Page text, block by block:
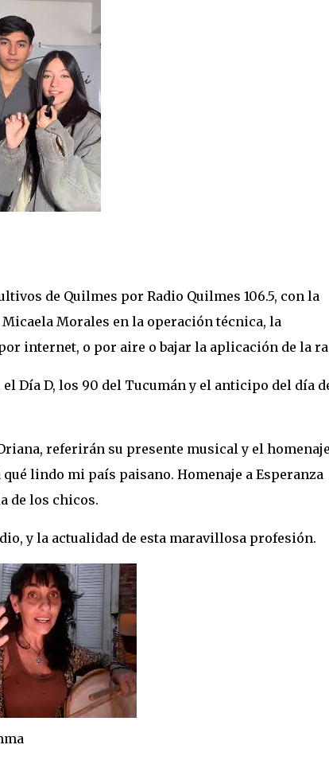
de Quilmes por Radio Quilmes 106.5, con la
Morales en la operación técnica, la
internet, o por aire o bajar la aplicación de la
Día D, los 90 del Tucumán y el anticipo del día
referirán su presente musical y el
lindo mi país paisano. Homenaje a Esperanza
de los chicos.
y la actualidad de esta maravillosa profesión.